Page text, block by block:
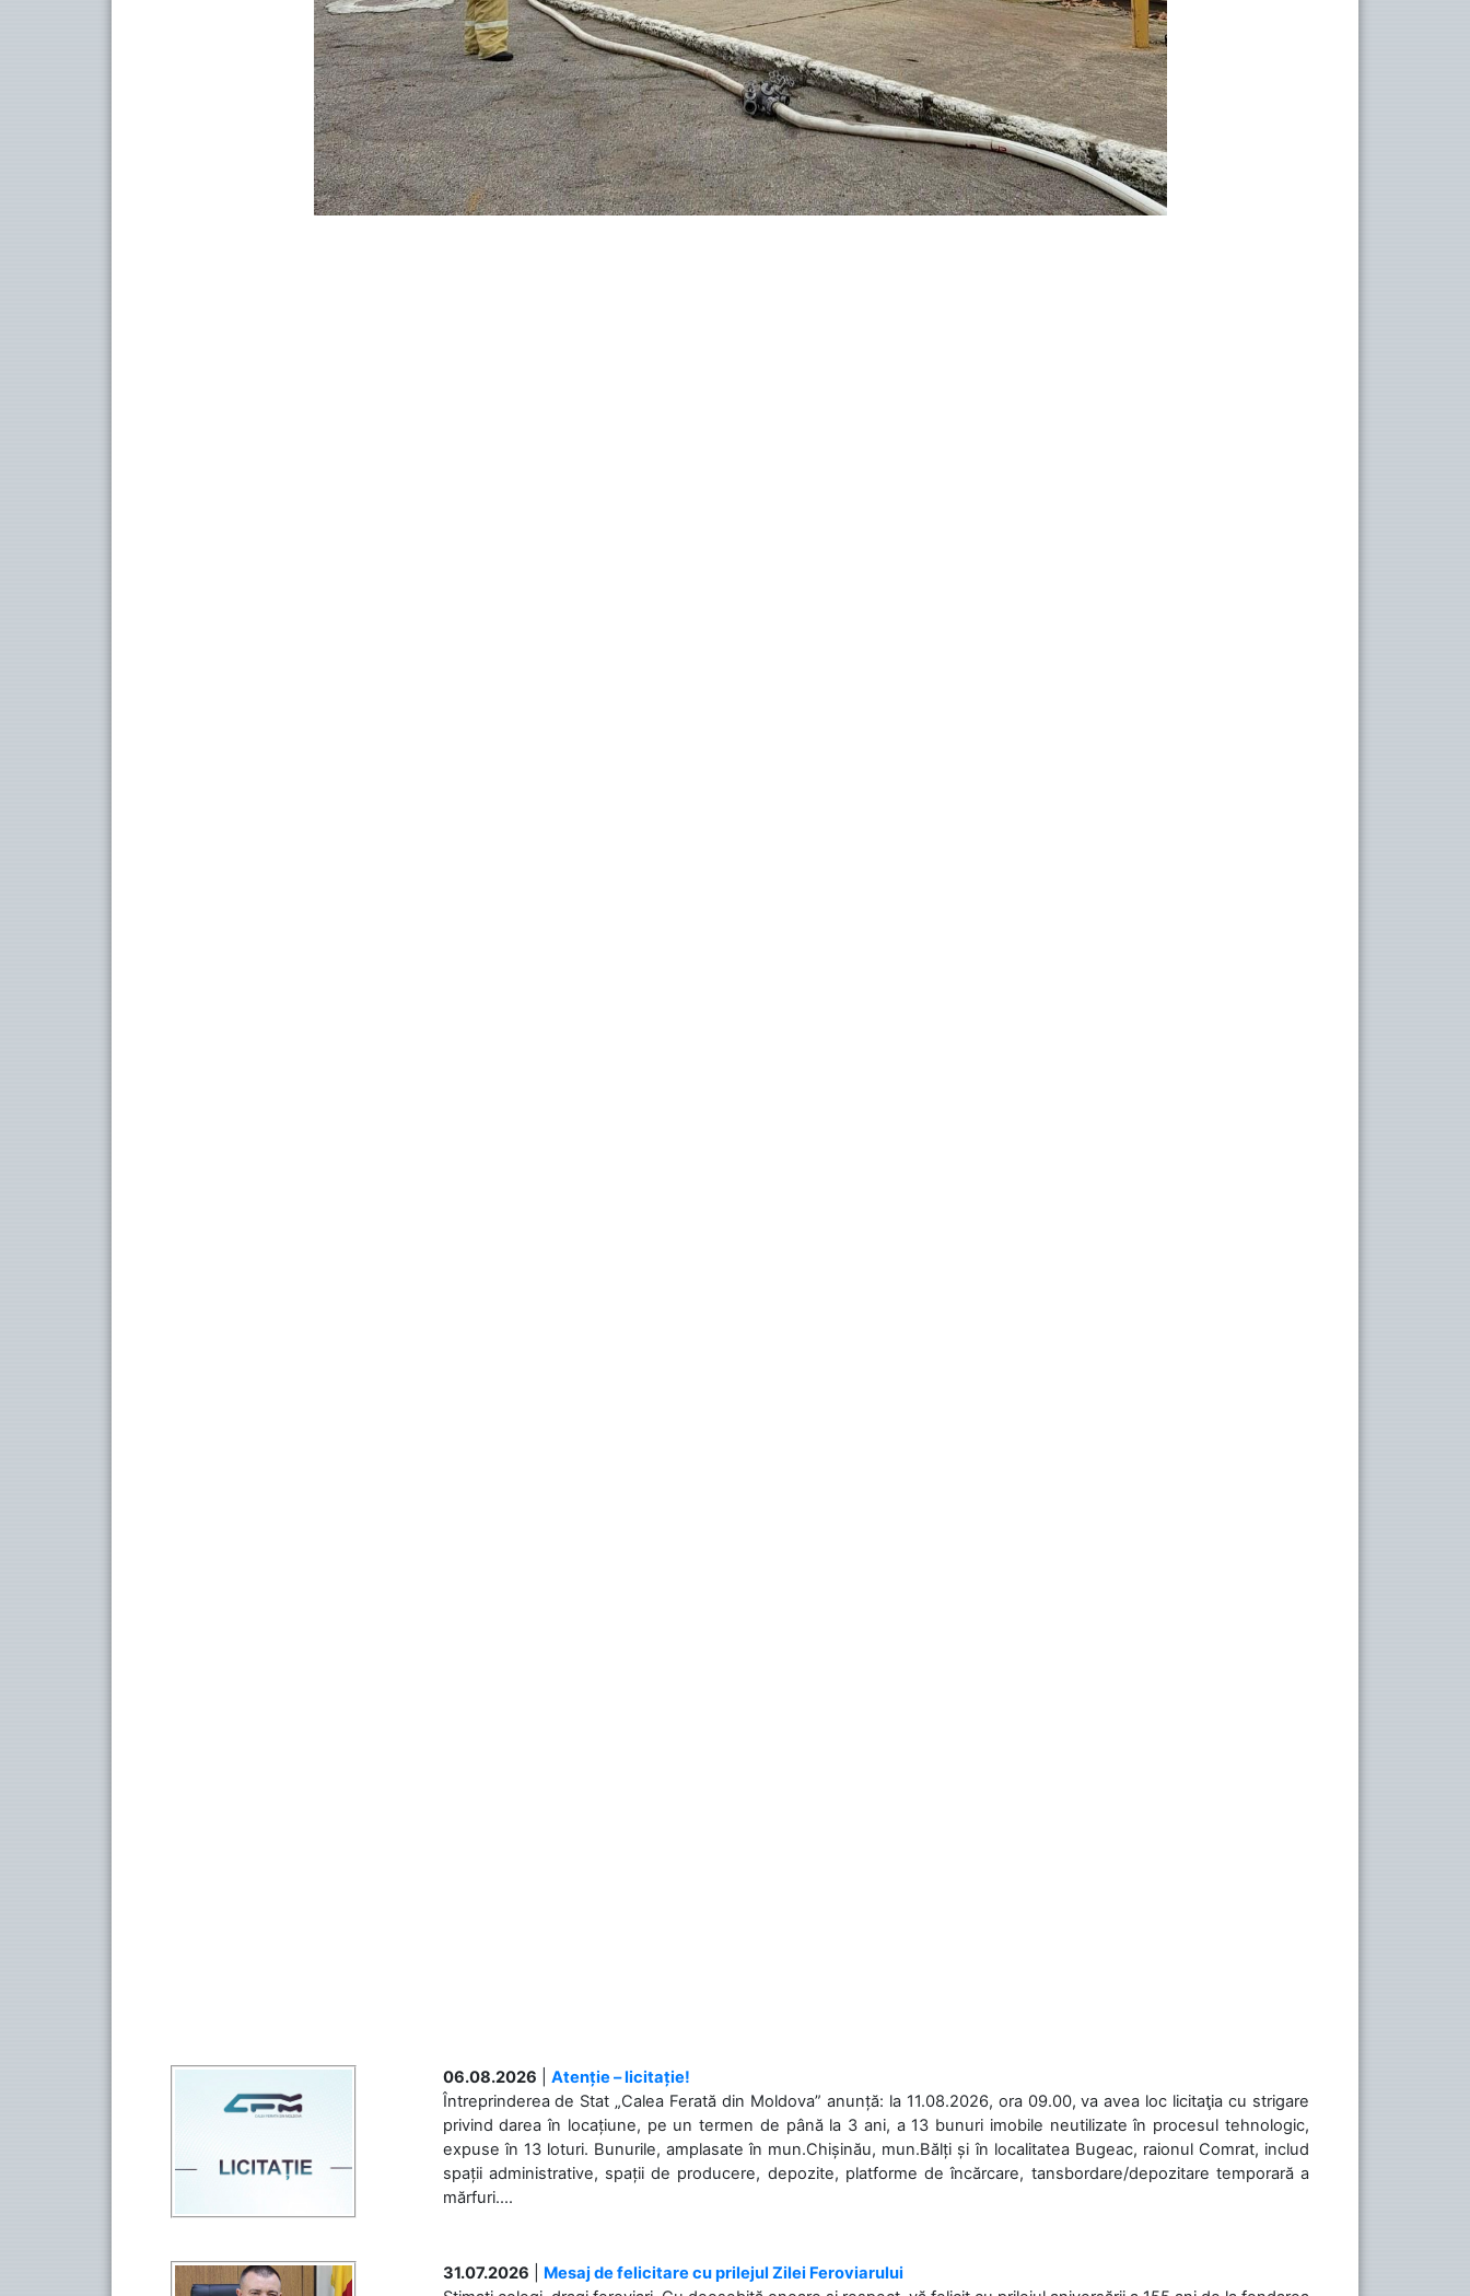
06.08.2026
Atenție – licitație!
Întreprinderea de Stat „Calea Ferată din Moldova” anunță: la 11.08.2026, ora 09.00, va avea loc licitaţia cu strigare
privind darea în locațiune, pe un termen de până la 3 ani, a 13 bunuri imobile neutilizate în procesul tehnologic,
expuse în 13 loturi. Bunurile, amplasate în mun.Chișinău, mun.Bălți și în localitatea Bugeac, raionul Comrat, includ
spații administrative, spații de producere, depozite, platforme de încărcare, tansbordare/depozitare temporară a
mărfuri....
31.07.2026
Mesaj de felicitare cu prilejul Zilei Feroviarului